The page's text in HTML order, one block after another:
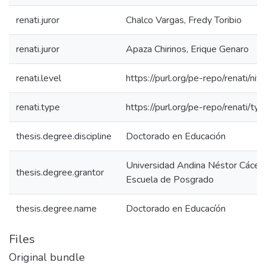
renati.juror Chalco Vargas, Fredy Toribio
renati.juror Apaza Chirinos, Erique Genaro
renati.level https://purl.org/pe-repo/renati/
renati.type https://purl.org/pe-repo/renati/
thesis.degree.discipline Doctorado en Educación
thesis.degree.grantor
Universidad Andina Néstor
Escuela de Posgrado
thesis.degree.name Doctorado en Educacíón
Files
Original bundle